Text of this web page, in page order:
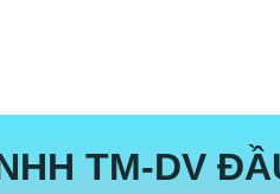
TM-DV